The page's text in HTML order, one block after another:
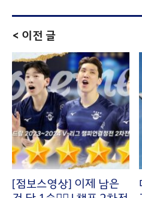
< 이전 글
[점보스영상] 이제 남은